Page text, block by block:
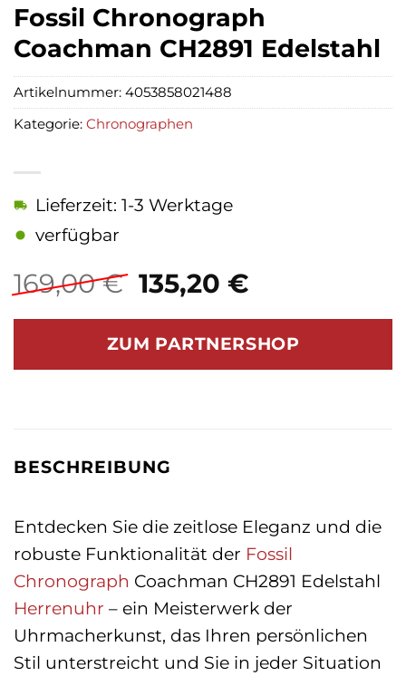
Fossil Chronograph
Coachman CH2891 Edelstahl
169,00€ Ursprünglicher
Preis
war:
169,00 €
135,20 €Aktueller
ist:
135,20 €.
Lieferzeit: 1-3 Werktage
verfügbar
ZUM PARTNERSHOP
Artikelnummer: 4053858021488
Kategorie: Chronographen
BESCHREIBUNG
Entdecken Sie die zeitlose Eleganz und die
robuste Funktionalität der Fossil
Chronograph Coachman CH2891 Edelstahl
Herrenuhr – ein Meisterwerk der
Uhrmacherkunst, das Ihren persönlichen
Stil unterstreicht und Sie in jeder Situation